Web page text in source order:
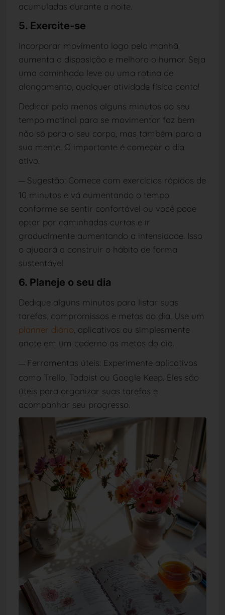
acumuladas durante a noite.
5. Exercite-se
Incorporar movimento logo pela manhã
aumenta a disposição e melhora o humor. Seja
uma caminhada leve ou uma rotina de
alongamento, qualquer atividade física conta!
Dedicar pelo menos alguns minutos do seu
tempo matinal para se movimentar faz bem
não só para o seu corpo, mas também para a
sua mente. O importante é começar o dia
ativo.
— Sugestão: Comece com exercícios rápidos de
10 minutos e vá aumentando o tempo
conforme se sentir confortável ou você pode
optar por caminhadas curtas e ir
gradualmente aumentando a intensidade. Isso
o ajudará a construir o hábito de forma
sustentável.
6. Planeje o seu dia
Dedique alguns minutos para listar suas
tarefas, compromissos e metas do dia. Use um
planner diário , aplicativos ou simplesmente
anote em um caderno as metas do dia.
— Ferramentas úteis: Experimente aplicativos
como Trello, Todoist ou Google Keep. Eles são
úteis para organizar suas tarefas e
acompanhar seu progresso.